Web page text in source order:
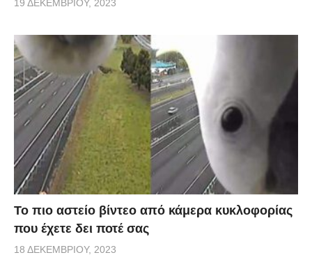
19 ΔΕΚΕΜΒΡΊΟΥ, 2023
Το πιο αστείο βίντεο από κάμερα κυκλοφορίας
που έχετε δει ποτέ σας
18 ΔΕΚΕΜΒΡΊΟΥ, 2023